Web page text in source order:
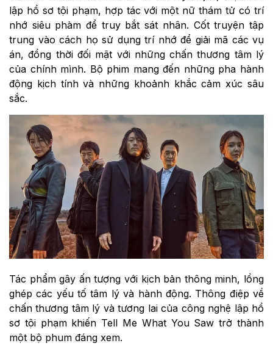
lập hồ sơ tội phạm, hợp tác với một nữ thám tử có trí
nhớ siêu phàm để truy bắt sát nhân. Cốt truyện tập
trung vào cách họ sử dụng trí nhớ để giải mã các vụ
án, đồng thời đối mặt với những chấn thương tâm lý
của chính mình. Bộ phim mang đến những pha hành
động kịch tính và những khoảnh khắc cảm xúc sâu
sắc.
Tác phẩm gây ấn tượng với kịch bản thông minh, lồng
ghép các yếu tố tâm lý và hành động. Thông điệp về
chấn thương tâm lý và tương lai của công nghệ lập hồ
sơ tội phạm khiến Tell Me What You Saw trở thành
một bộ phum đáng xem.